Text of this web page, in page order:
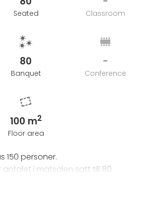
Seated Classroom
80
Banquet
-
Conference
100 m2
Floor area
150 personer.
antalet i matsalen satt till 80